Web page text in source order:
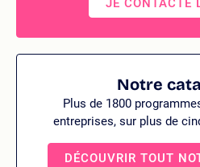
JE CONTACTE
Notre
Plus de 1800
entreprises, sur plus de
DÉCOUVRIR TOUT